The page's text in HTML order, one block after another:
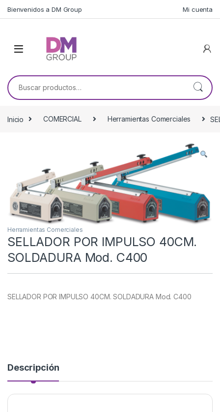
Bienvenidos a DM Group Mi cuenta
Buscar por:
Inicio COMERCIAL Herramientas Comerciales
Herramientas Comerciales
SELLADOR POR IMPULSO 40CM.
SOLDADURA Mod. C400
SELLADOR POR IMPULSO 40CM. SOLDADURA Mod. C400
Descripción